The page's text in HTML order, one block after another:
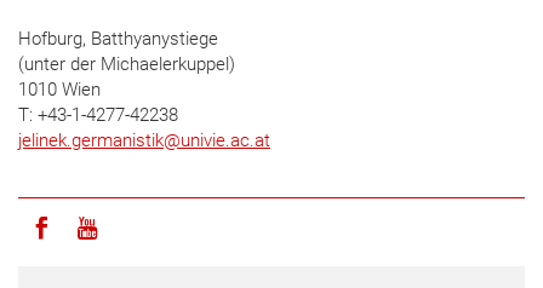
Hofburg, Batthyanystiege
(unter der Michaelerkuppel)
1010 Wien
T: +43-1-4277-42238
jelinek.germanistik@univie.ac.at
Icon facebook
Icon youtube